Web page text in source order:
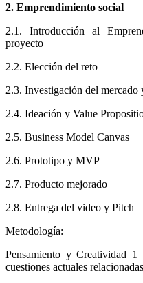
2. Emprendimiento social
2.1. Introducción al
proyecto
2.2. Elección del reto
2.3. Investigación del
2.4. Ideación y Value
2.5. Business Model Canvas
2.6. Prototipo y MVP
2.7. Producto mejorado
2.8. Entrega del video y Pitch
Metodología:
Pensamiento y Creatividad 1
cuestiones actuales